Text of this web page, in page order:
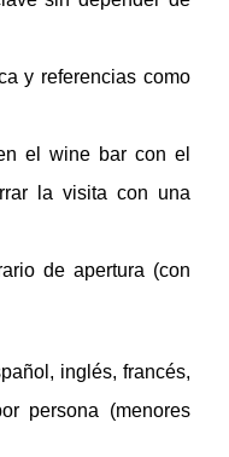
y referencias como
el wine bar con el
la visita con una
de apertura (con
inglés, francés,
persona (menores